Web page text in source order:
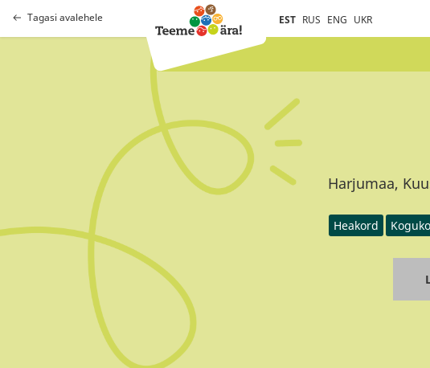
Tagasi avalehele EST RUS ENG UKR
Harjumaa,
Heakord